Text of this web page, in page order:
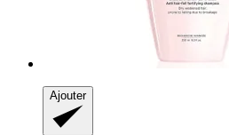
Ajouter